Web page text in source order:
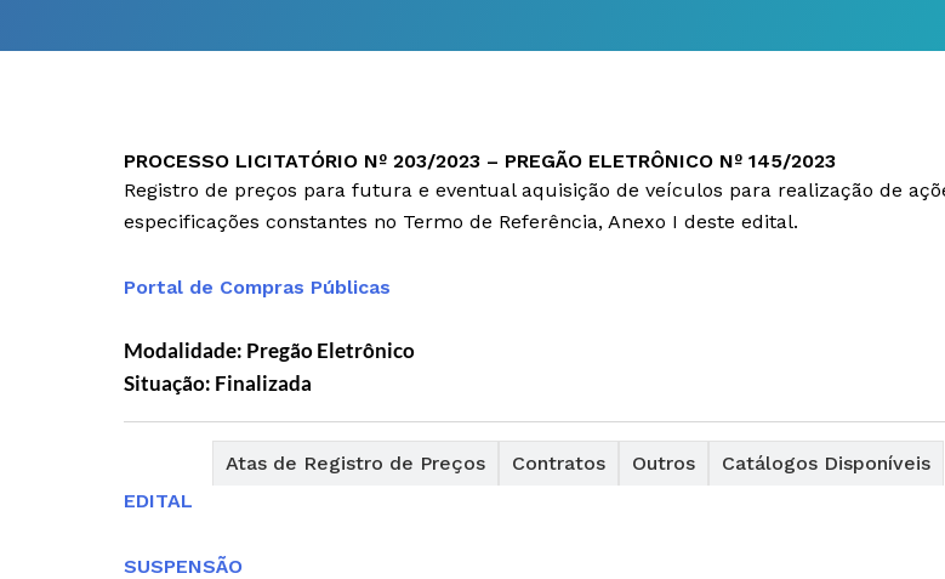
PROCESSO LICITATÓRIO Nº 203/2023 – PREGÃO ELETRÔNICO Nº 145/2023
Registro de preços para futura e eventual aquisição de veículos para realização de
especificações constantes no Termo de Referência, Anexo I deste edital.
Portal de Compras Públicas
Modalidade: Pregão Eletrônico
Situação: Finalizada
Atas de Registro de Preços Contratos Outros
Catálogos Disponíveis
EDITAL
SUSPENSÃO